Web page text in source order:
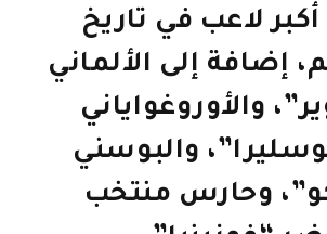
أكبر لاعب في تاريخ
إضافة إلى الألماني
والأوروغواياني
والبوسني
وحارس منتخب